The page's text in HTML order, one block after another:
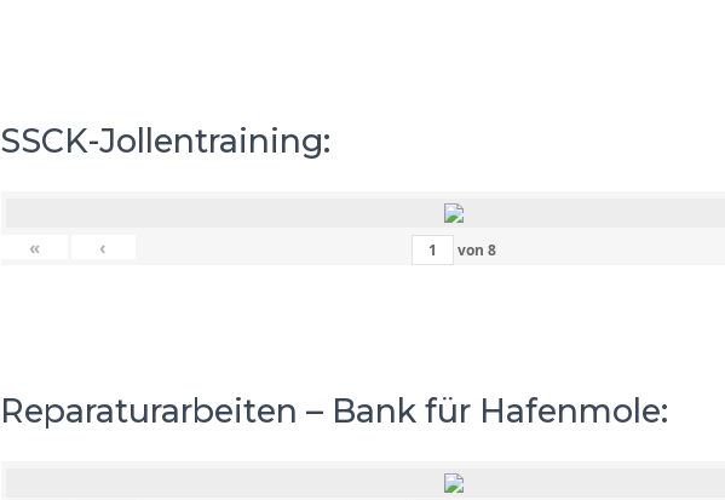
SSCK-Jollentraining:
« ‹ von 8
Reparaturarbeiten – Bank für Hafenmole: